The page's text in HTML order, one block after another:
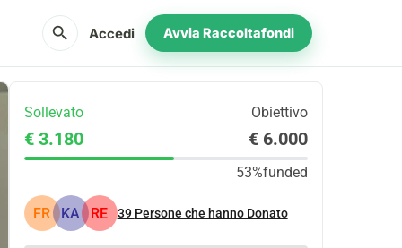
search Accedi Avvia Raccoltafondi
Sollevato Obiettivo
€ 3.180 € 6.000
53%funded
FR KA RE 39 Persone che hanno Donato